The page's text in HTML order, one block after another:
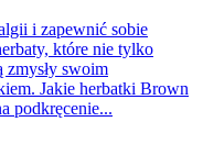
i zapewnić sobie
które nie tylko
zmysły swoim
Jakie herbatki Brown
podkręcenie...